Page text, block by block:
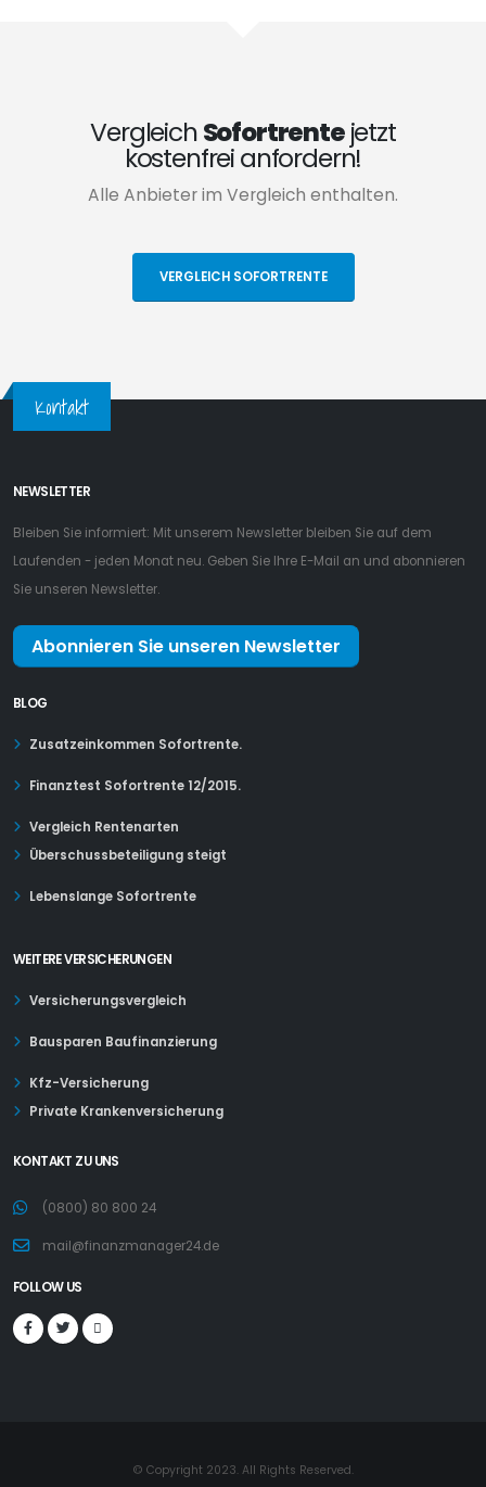
VergleichSofortrentejetzt
kostenfrei anfordern!
Alle Anbieter im Vergleich enthalten.
VERGLEICH SOFORTRENTE
Kontakt
NEWSLETTER
Bleiben Sie informiert: Mit unserem Newsletter bleiben Sie auf dem
Laufenden - jeden Monat neu. Geben Sie Ihre E-Mail an und abonnieren
Sie unseren Newsletter.
Abonnieren Sie unseren Newsletter
BLOG
Zusatzeinkommen Sofortrente.
Finanztest Sofortrente 12/2015.
Vergleich Rentenarten
Überschussbeteiligung steigt
Lebenslange Sofortrente
WEITERE VERSICHERUNGEN
Versicherungsvergleich
Bausparen Baufinanzierung
Kfz-Versicherung
Private Krankenversicherung
KONTAKT ZU UNS
(0800) 80 800 24
mail@finanzmanager24.de
FOLLOW US
© Copyright 2023. All Rights Reserved.